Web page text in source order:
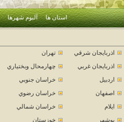
استان ها آلبوم شهرها
اذربايجان شرقي
تهران
اذربايجان غربي
چهارمحال وبختياري
اردبيل
خراسان جنوبي
اصفهان
خراسان رضوي
ايلام
خراسان شمالي
بوشهر
خوزستان